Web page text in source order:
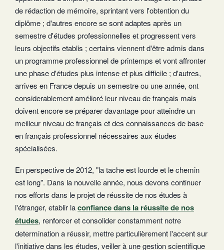
de rédaction de mémoire, sprintant vers l'obtention du
diplôme ; d'autres encore se sont adaptes après un
semestre d'études professionnelles et progressent vers
leurs objectifs etablis ; certains viennent d'être admis dans
un programme professionnel de printemps et vont affronter
une phase d'études plus intense et plus difficile ; d'autres,
arrives en France depuis un semestre ou une année, ont
considerablement amélioré leur niveau de français mais
doivent encore se préparer davantage pour atteindre un
meilleur niveau de français et des connaissances de base
en français professionnel nécessaires aux études
spécialisées.
En perspective de 2012, "la tache est lourde et le chemin
est long". Dans la nouvelle année, nous devons continuer
nos efforts dans le projet de réussite de nos études à
l'étranger, etablir laconfiance dans la réussite de nos
études, renforcer et consolider constamment notre
determination a réussir, mettre particulièrement l'accent sur
l'initiative dans les études, veiller à une gestion scientifique